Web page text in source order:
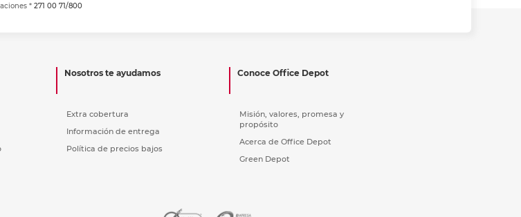
* 271 00 71/800
Nosotros te ayudamos
Extra cobertura
Información de entrega
Política de precios bajos
Conoce Office Depot
Misión, valores, promesa y
propósito
Acerca de Office Depot
Green Depot